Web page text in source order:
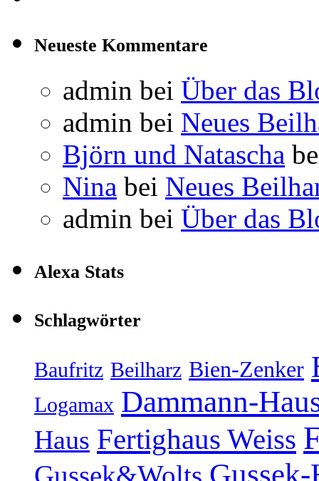
Neueste Kommentare
admin bei Über das
admin bei Neues
Björn und Natascha
Nina bei Neues
admin bei Über das
Alexa Stats
Schlagwörter
Baufritz Beilharz Bien-Zenker
Logamax Dammann-
Haus Fertighaus Weiss
Gussek-